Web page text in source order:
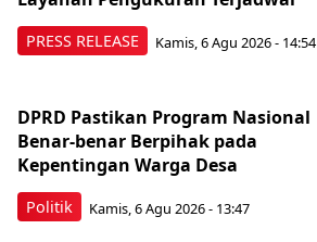
PRESS RELEASE Kamis, 6 Agu 2026 - 14:54
Politik
DPRD Pastikan Program Nasional
Benar-benar Berpihak pada
Kepentingan Warga Desa
Kamis, 6 Agu 2026 - 13:47